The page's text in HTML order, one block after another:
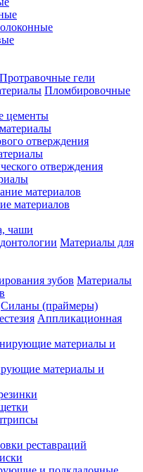
Протравочные гели
Пломбировочные
цементы
отверждения
отверждения
материалов
чаши
Материалы для
Материалы
Силаны (праймеры)
Аппликационная
материалы и
реставраций